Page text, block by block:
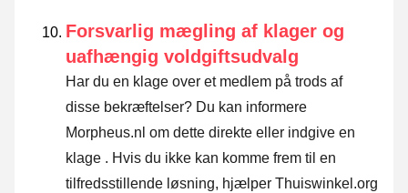
Forsvarlig mægling af klager og
uafhængig voldgiftsudvalg
Har du en klage over et medlem på trods af
disse bekræftelser? Du kan informere
Morpheus.nl om dette direkte eller indgive en
klage . Hvis du ikke kan komme frem til en
tilfredsstillende løsning, hjælper Thuiswinkel.org